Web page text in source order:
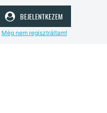
bejelentkezem
Még nem regisztráltam!